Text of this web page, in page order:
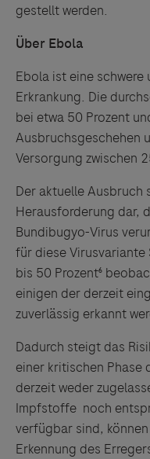
gestellt werden.
Über Ebola
Ebola ist eine
Erkrankung. Die
bei etwa 50 Prozent
Ausbruchsgeschehen
Versorgung zwischen
Der aktuelle Ausbruch
Herausforderung dar,
Bundibugyo-Virus
für diese
bis 50 Prozent⁶
einigen der derzeit
zuverlässig erkannt
Dadurch steigt das
einer kritischen Phase
derzeit weder
Impfstoffe noch
verfügbar sind,
Erkennung des